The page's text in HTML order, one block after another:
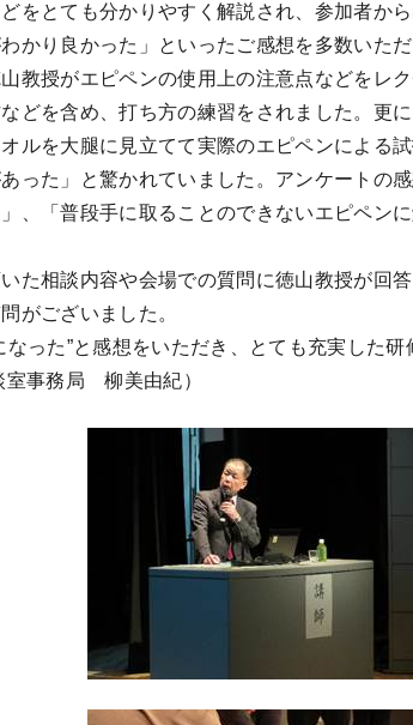
をとても分かりやすく解説され、参加者か
かり良かった」といったご感想を多数いただ
教授がエピペンの使用上の注意点などをレ
どを含め、打ち方の練習をされました。更
ルを大腿に見立てて実際のエピペンによる
った」と驚かれていました。アンケートの
、「普段手に取ることのできないエピペン
た相談内容や会場での質問に徳山教授が回
がございました。
なった”と感想をいただき、とても充実した
室事務局 柳美由紀）